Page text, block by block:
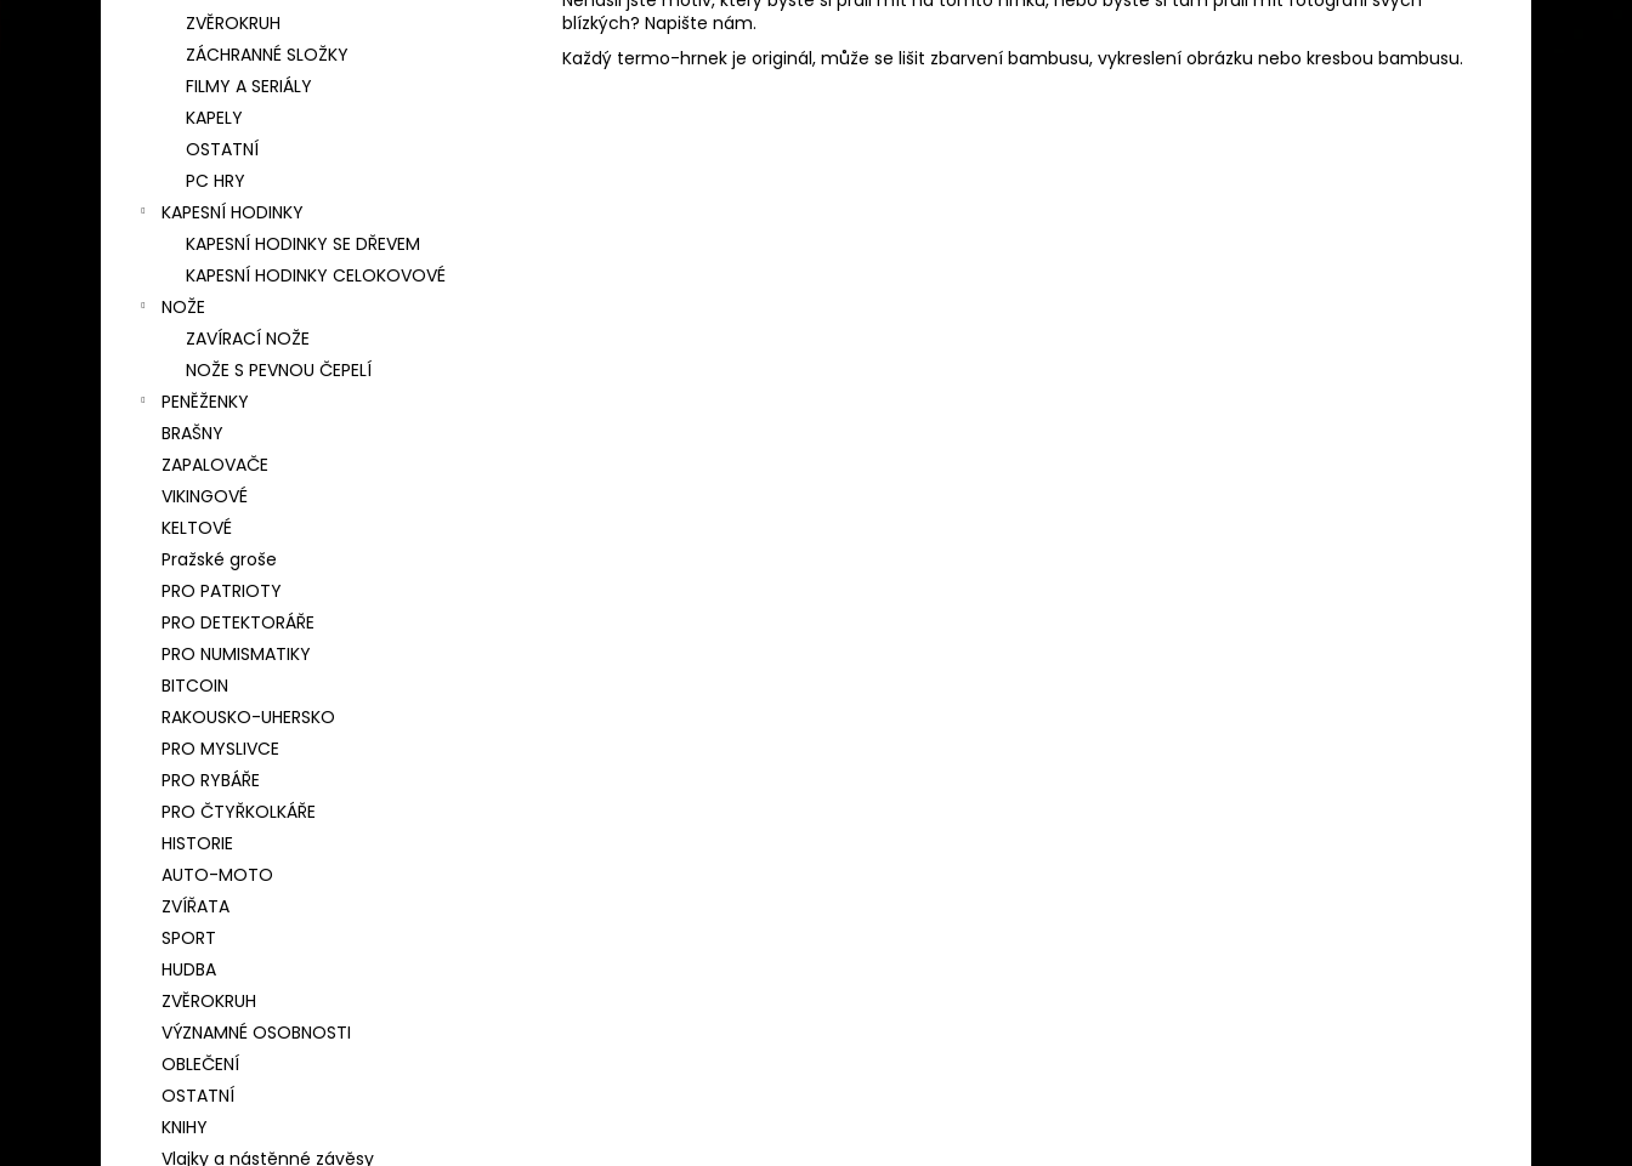
ZVĚROKRUH
ZÁCHRANNÉ SLOŽKY
FILMY A SERIÁLY
KAPELY
OSTATNÍ
PC HRY
KAPESNÍ HODINKY
KAPESNÍ HODINKY SE DŘEVEM
KAPESNÍ HODINKY CELOKOVOVÉ
NOŽE
ZAVÍRACÍ NOŽE
NOŽE S PEVNOU ČEPELÍ
PENĚŽENKY
BRAŠNY
ZAPALOVAČE
VIKINGOVÉ
KELTOVÉ
Pražské groše
PRO PATRIOTY
PRO DETEKTORÁŘE
PRO NUMISMATIKY
BITCOIN
RAKOUSKO-UHERSKO
PRO MYSLIVCE
PRO RYBÁŘE
PRO ČTYŘKOLKÁŘE
HISTORIE
AUTO-MOTO
ZVÍŘATA
SPORT
HUDBA
ZVĚROKRUH
VÝZNAMNÉ OSOBNOSTI
OBLEČENÍ
OSTATNÍ
KNIHY
Vlajky a nástěnné závěsy
blízkých? Napište nám.
Každý termo-hrnek je originál, může se lišit zbarvení bambusu, vykreslení obrázku nebo kresbou bambusu.